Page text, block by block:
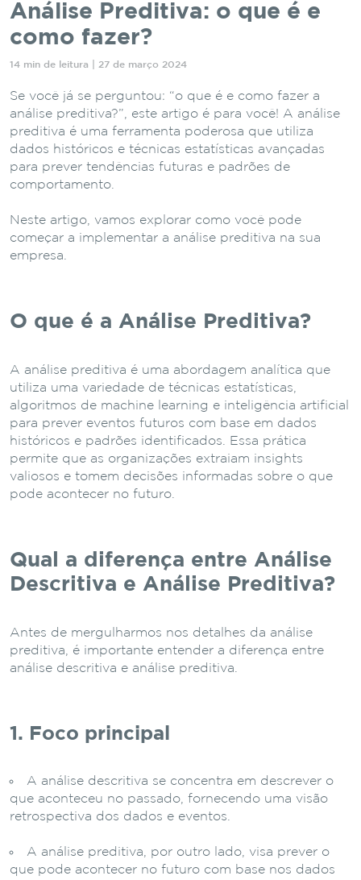
Análise Preditiva: o que é e
como fazer?
14 min de leitura | 27 de março 2024
Se você já se perguntou: “o que é e como fazer a
análise preditiva?”, este artigo é para você! A análise
preditiva é uma ferramenta poderosa que utiliza
dados históricos e técnicas estatísticas avançadas
para prever tendências futuras e padrões de
comportamento.
Neste artigo, vamos explorar como você pode
começar a implementar a análise preditiva na sua
empresa.
O que é a Análise Preditiva?
A análise preditiva é uma abordagem analítica que
utiliza uma variedade de técnicas estatísticas,
algoritmos de machine learning e inteligência artificial
para prever eventos futuros com base em dados
históricos e padrões identificados. Essa prática
permite que as organizações extraiam insights
valiosos e tomem decisões informadas sobre o que
pode acontecer no futuro.
Qual a diferença entre Análise
Descritiva e Análise Preditiva?
Antes de mergulharmos nos detalhes da análise
preditiva, é importante entender a diferença entre
análise descritiva e análise preditiva.
1. Foco principal
A análise descritiva se concentra em descrever o
que aconteceu no passado, fornecendo uma visão
retrospectiva dos dados e eventos.
A análise preditiva, por outro lado, visa prever o
que pode acontecer no futuro com base nos dados